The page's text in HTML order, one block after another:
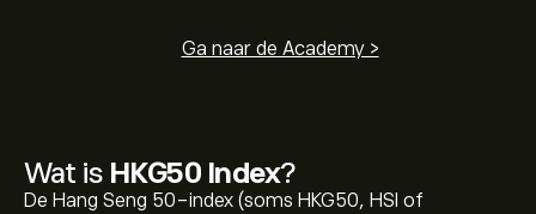
Wat is HKG50 Index?
De Hang Seng 50-index (soms HKG50, HSI of
Ga naar de Academy >